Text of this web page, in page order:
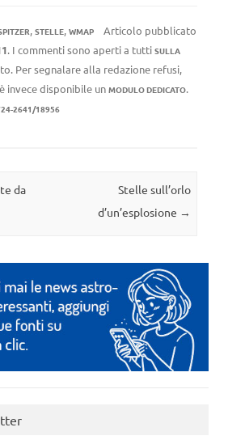
, STELLE, WMAP
Articolo pubblicato
. I commenti sono aperti a tutti SULLA
Per segnalare alla redazione refusi,
invece disponibile un MODULO DEDICATO.
2641/18956
da
Stelle sull’orlo
d’un’esplosione →